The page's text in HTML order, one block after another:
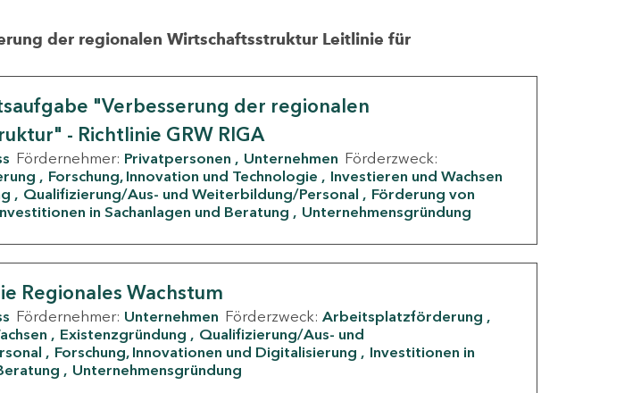
der regionalen Wirtschaftsstruktur Leitlinie für
"Verbesserung der regionalen
- Richtlinie GRW RIGA
Fördernehmer: Privatpersonen Unternehmen Förderzweck:
Forschung, Innovation und Technologie
Investieren und Wachsen
Qualifizierung/Aus- und Weiterbildung/Personal
Förderung von
in Sachanlagen und Beratung Unternehmensgründung
Regionales Wachstum
Fördernehmer: Unternehmen Förderzweck: Arbeitsplatzförderung
Existenzgründung
Qualifizierung/Aus- und
Forschung, Innovationen und Digitalisierung
Investitionen in
Unternehmensgründung